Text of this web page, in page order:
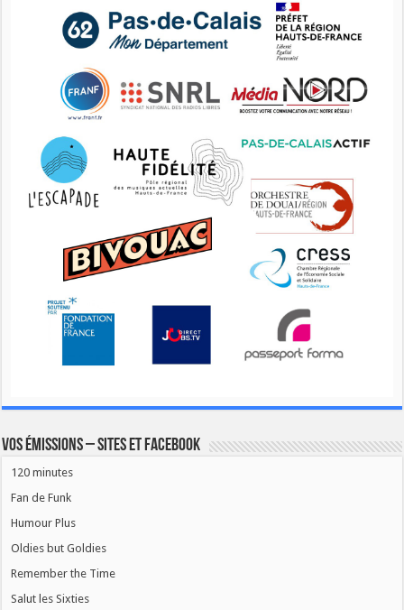
Vos émissions – Sites et Facebook
120 minutes
Fan de Funk
Humour Plus
Oldies but Goldies
Remember the Time
Salut les Sixties